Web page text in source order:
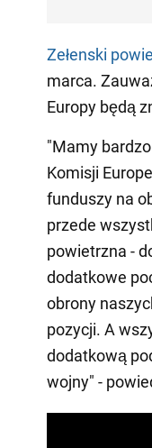
Zełenski
marca.
Europy będą
"Mamy
Komisji
funduszy na
przede
powietrzna -
dodatkowe
obrony
pozycji. A
dodatkową
wojny" -